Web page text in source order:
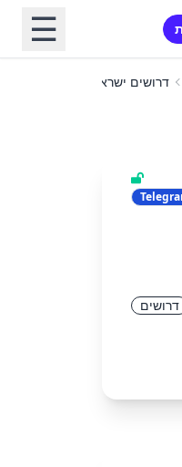
☰
דרושים ישראל
דרושים